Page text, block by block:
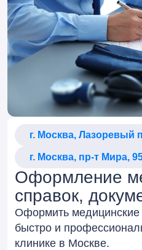
г. Москва, Лазоревый
г. Москва, пр-т Мира,
Оформление
справок,
Оформить медицинские
быстро и
клинике в Москве.